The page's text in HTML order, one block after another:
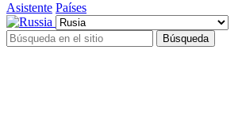
Asistente Países
Búsqueda